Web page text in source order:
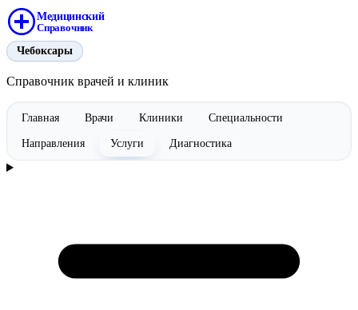
Медицинский
Справочник
Чебоксары
Справочник врачей и клиник
Главная Врачи Клиники Специальности
Направления Услуги Диагностика